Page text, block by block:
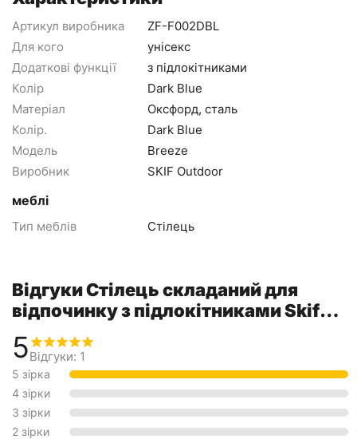
Артикул виробника
ZF-F002DBL
Для кого
унісекс
Додаткові функції
з підлокітниками
Колір
Dark Blue
Матеріал
Оксфорд, сталь
Колір.
Dark Blue
Модель
Breeze
Виробник
SKIF Outdoor
меблі
Тип меблів Стілець
Відгуки Стілець складаний для
відпочинку з підлокітниками Skif
Outdoor Breeze, колір: темно-синій
5Відгуки: 1
5 зірка
4 зірки
3 зірки
2 зірки